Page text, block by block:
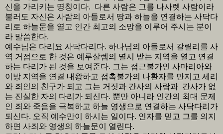
신을 가리키는 명칭이다. 다른 사람은 그를 나사렛 사람이라
불러도 자신은 사람의 아들로서 땅과 하늘을 연결하는 사닥다
리로 하늘문을 열고 인간 최고의 소망을 이루어 주시는 분이
라 말씀한다.
예수님은 다리요 사닥다리다. 하나님의 아들로서 갈릴리를 사
역 거점으로 한 것은 예루살렘의 멸시 받는 지역을 열고 연결
하는 다리가 된 것을 보여준다. 그는 접근불가인 사마리아와
이방 지역을 연결 내왕하고 접촉불가의 나환자를 만지고 세리
와 죄인의 친구가 되고 그는 거짓과 간사의 사람과 간사가 없
는 진실한 자의 다리가 되신다. 뿐만 아니라 인간의 최대 문제
인 죄와 죽음을 극복하고 하늘 영생으로 연결하는 사닥다리가
되신다. 오직 예수만이 하시는 일이다. 인자를 믿고 그를 의지
하면 사죄와 영생의 하늘문이 열린다.